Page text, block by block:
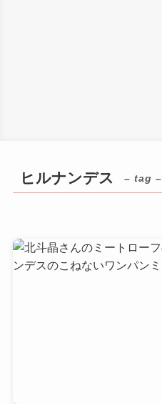
ヒルナンデス – tag –